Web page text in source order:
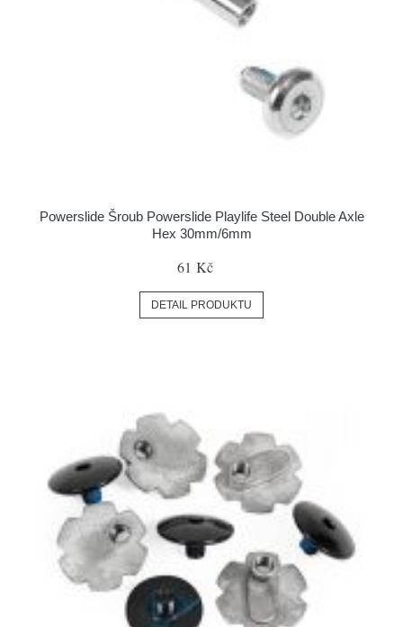
Powerslide Šroub Powerslide Playlife Steel Double Axle
Hex 30mm/6mm
61 Kč
DETAIL PRODUKTU